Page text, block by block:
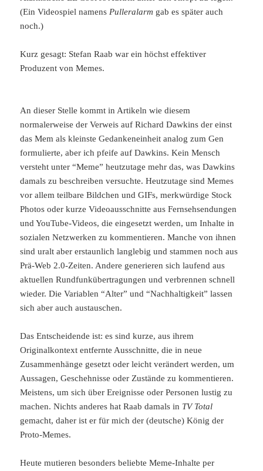
(Ein Videospiel namens Pulleralarm gab es später auch
noch.)
Kurz gesagt: Stefan Raab war ein höchst effektiver
Produzent von Memes.
An dieser Stelle kommt in Artikeln wie diesem
normalerweise der Verweis auf Richard Dawkins der einst
das Mem als kleinste Gedankeneinheit analog zum Gen
formulierte, aber ich pfeife auf Dawkins. Kein Mensch
versteht unter “Meme” heutzutage mehr das, was Dawkins
damals zu beschreiben versuchte. Heutzutage sind Memes
vor allem teilbare Bildchen und GIFs, merkwürdige Stock
Photos oder kurze Videoausschnitte aus Fernsehsendungen
und YouTube-Videos, die eingesetzt werden, um Inhalte in
sozialen Netzwerken zu kommentieren. Manche von ihnen
sind uralt aber erstaunlich langlebig und stammen noch aus
Prä-Web 2.0-Zeiten. Andere generieren sich laufend aus
aktuellen Rundfunkübertragungen und verbrennen schnell
wieder. Die Variablen “Alter” und “Nachhaltigkeit” lassen
sich aber auch austauschen.
Das Entscheidende ist: es sind kurze, aus ihrem
Originalkontext entfernte Ausschnitte, die in neue
Zusammenhänge gesetzt oder leicht verändert werden, um
Aussagen, Geschehnisse oder Zustände zu kommentieren.
Meistens, um sich über Ereignisse oder Personen lustig zu
machen. Nichts anderes hat Raab damals in TV Total
gemacht, daher ist er für mich der (deutsche) König der
Proto-Memes.
Heute mutieren besonders beliebte Meme-Inhalte per